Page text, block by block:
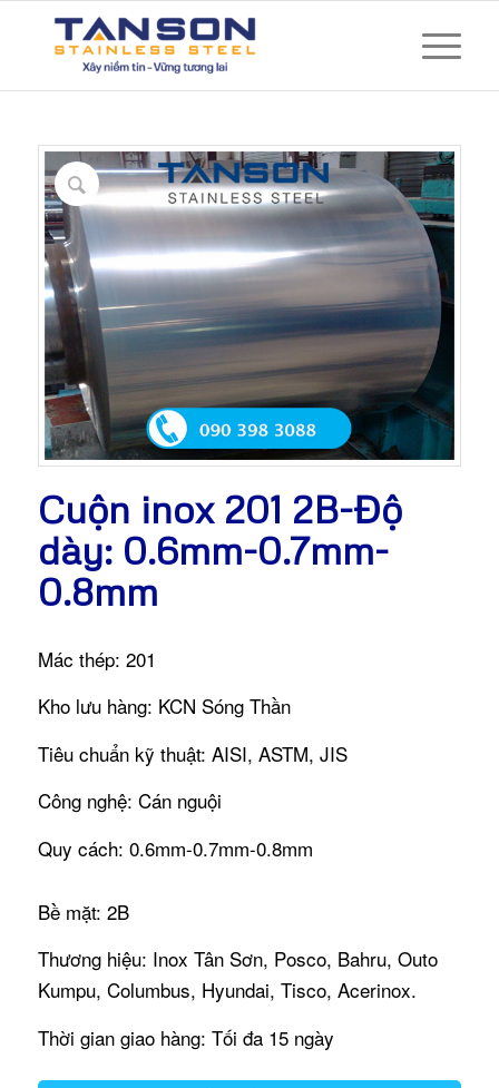
Cuộn inox 201 2B-Độ
dày: 0.6mm-0.7mm-
0.8mm
Mác thép: 201
Kho lưu hàng: KCN Sóng Thần
Tiêu chuẩn kỹ thuật: AISI, ASTM, JIS
Công nghệ: Cán nguội
Quy cách: 0.6mm-0.7mm-0.8mm
Bề mặt: 2B
Thương hiệu: Inox Tân Sơn, Posco, Bahru, Outo
Kumpu, Columbus, Hyundai, Tisco, Acerinox.
Thời gian giao hàng: Tối đa 15 ngày